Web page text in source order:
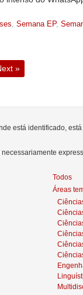
, Semana EP,
»
está identificado,
Todos
Áreas